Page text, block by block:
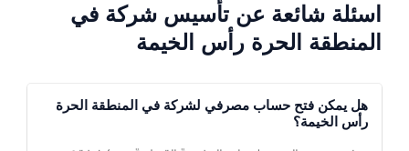
اسئلة شائعة عن تأسيس شركة في
المنطقة الحرة رأس الخيمة
هل يمكن فتح حساب مصرفي لشركة في المنطقة الحرة
رأس الخيمة؟